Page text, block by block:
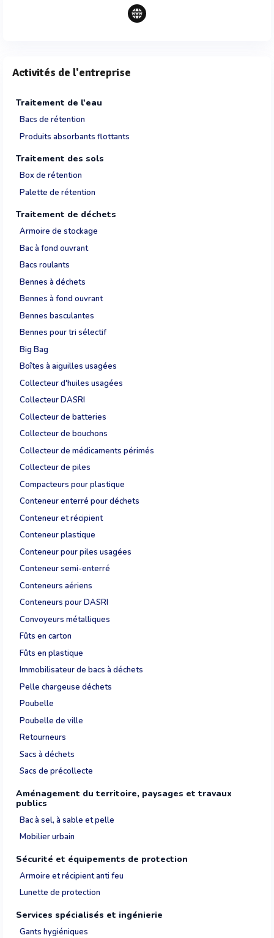
Activités de l'entreprise
Traitement de l'eau
Bacs de rétention
Produits absorbants flottants
Traitement des sols
Box de rétention
Palette de rétention
Traitement de déchets
Armoire de stockage
Bac à fond ouvrant
Bacs roulants
Bennes à déchets
Bennes à fond ouvrant
Bennes basculantes
Bennes pour tri sélectif
Big Bag
Boîtes à aiguilles usagées
Collecteur d'huiles usagées
Collecteur DASRI
Collecteur de batteries
Collecteur de bouchons
Collecteur de médicaments périmés
Collecteur de piles
Compacteurs pour plastique
Conteneur enterré pour déchets
Conteneur et récipient
Conteneur plastique
Conteneur pour piles usagées
Conteneur semi-enterré
Conteneurs aériens
Conteneurs pour DASRI
Convoyeurs métalliques
Fûts en carton
Fûts en plastique
Immobilisateur de bacs à déchets
Pelle chargeuse déchets
Poubelle
Poubelle de ville
Retourneurs
Sacs à déchets
Sacs de précollecte
Aménagement du territoire, paysages et travaux
publics
Bac à sel, à sable et pelle
Mobilier urbain
Sécurité et équipements de protection
Armoire et récipient anti feu
Lunette de protection
Services spécialisés et ingénierie
Gants hygiéniques